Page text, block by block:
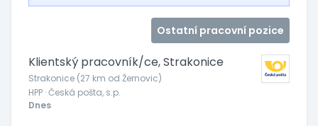
Ostatní pracovní pozice
Klientský pracovník/ce, Strakonice
Strakonice (27 km od Žernovic)
HPP · Česká pošta, s.p.
Dnes